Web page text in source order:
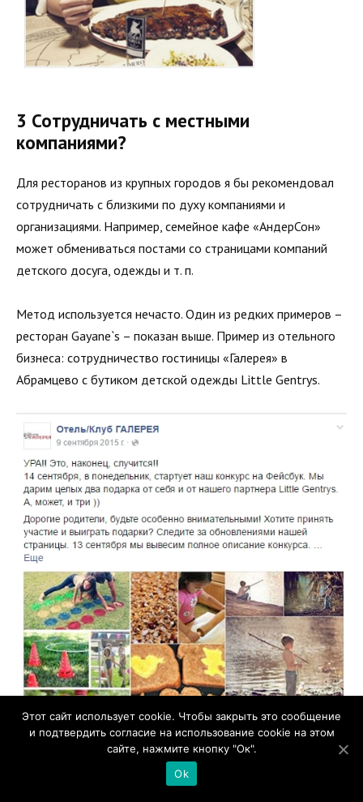
3 Сотрудничать с местными
компаниями?
Для ресторанов из крупных городов я бы рекомендовал
сотрудничать с близкими по духу компаниями и
организациями. Например, семейное кафе «АндерСон»
может обмениваться постами со страницами компаний
детского досуга, одежды и т. п.
Метод используется нечасто. Один из редких примеров –
ресторан Gayane`s – показан выше. Пример из отельного
бизнеса: сотрудничество гостиницы «Галерея» в
Абрамцево с бутиком детской одежды Little Gentrys.
Этот сайт использует cookie. Чтобы закрыть это сообщение
и подтвердить согласие на использование cookie на этом
сайте, нажмите кнопку "Ок".
Ok